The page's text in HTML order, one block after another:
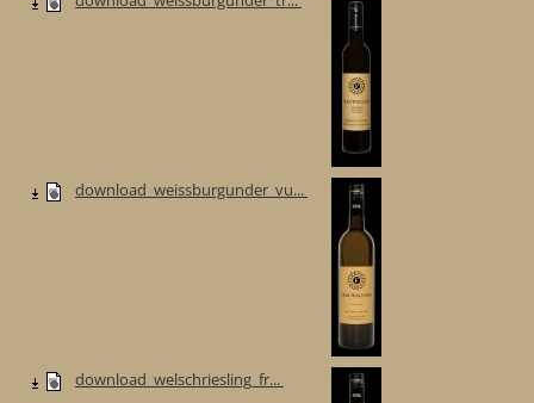
download_weissburgunder_vu...
download_welschriesling_fr...